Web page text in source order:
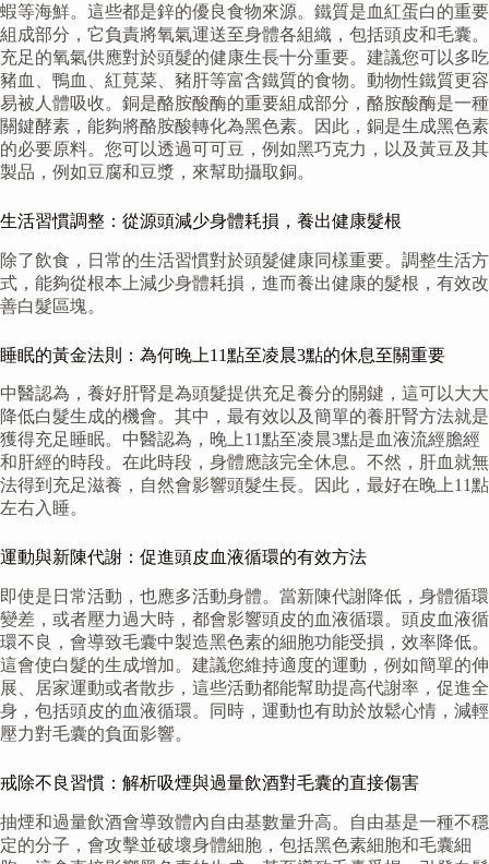
蝦等海鮮。這些都是鋅的優良食物來源。鐵質是血紅蛋白的重要
組成部分，它負責將氧氣運送至身體各組織，包括頭皮和毛囊。
充足的氧氣供應對於頭髮的健康生長十分重要。建議您可以多吃
豬血、鴨血、紅莧菜、豬肝等富含鐵質的食物。動物性鐵質更容
易被人體吸收。銅是酪胺酸酶的重要組成部分，酪胺酸酶是一種
關鍵酵素，能夠將酪胺酸轉化為黑色素。因此，銅是生成黑色素
的必要原料。您可以透過可可豆，例如黑巧克力，以及黃豆及其
製品，例如豆腐和豆漿，來幫助攝取銅。
生活習慣調整：從源頭減少身體耗損，養出健康髮根
除了飲食，日常的生活習慣對於頭髮健康同樣重要。調整生活方
式，能夠從根本上減少身體耗損，進而養出健康的髮根，有效改
善白髮區塊。
睡眠的黃金法則：為何晚上11點至凌晨3點的休息至關重要
中醫認為，養好肝腎是為頭髮提供充足養分的關鍵，這可以大大
降低白髮生成的機會。其中，最有效以及簡單的養肝腎方法就是
獲得充足睡眠。中醫認為，晚上11點至凌晨3點是血液流經膽經
和肝經的時段。在此時段，身體應該完全休息。不然，肝血就無
法得到充足滋養，自然會影響頭髮生長。因此，最好在晚上11點
左右入睡。
運動與新陳代謝：促進頭皮血液循環的有效方法
即使是日常活動，也應多活動身體。當新陳代謝降低，身體循環
變差，或者壓力過大時，都會影響頭皮的血液循環。頭皮血液循
環不良，會導致毛囊中製造黑色素的細胞功能受損，效率降低。
這會使白髮的生成增加。建議您維持適度的運動，例如簡單的伸
展、居家運動或者散步，這些活動都能幫助提高代謝率，促進全
身，包括頭皮的血液循環。同時，運動也有助於放鬆心情，減輕
壓力對毛囊的負面影響。
戒除不良習慣：解析吸煙與過量飲酒對毛囊的直接傷害
抽煙和過量飲酒會導致體內自由基數量升高。自由基是一種不穩
定的分子，會攻擊並破壞身體細胞，包括黑色素細胞和毛囊細